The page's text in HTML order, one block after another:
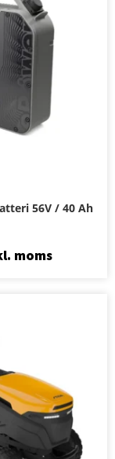
56V / 40 Ah
moms